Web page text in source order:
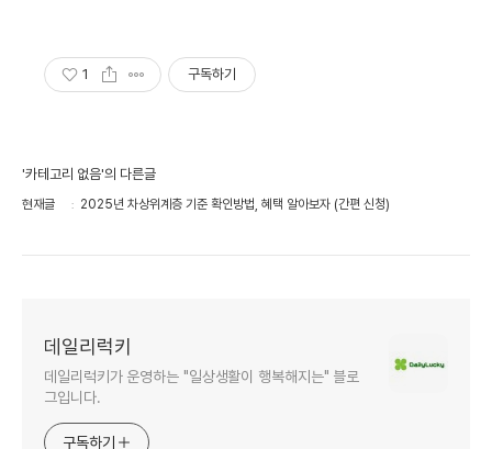
1 구독하기
'카테고리 없음'의 다른글
현재글 2025년 차상위계층 기준 확인방법, 혜택 알아보자 (간편 신청)
데일리럭키
데일리럭키가 운영하는 "일상생활이 행복해지는" 블로
그입니다.
구독하기